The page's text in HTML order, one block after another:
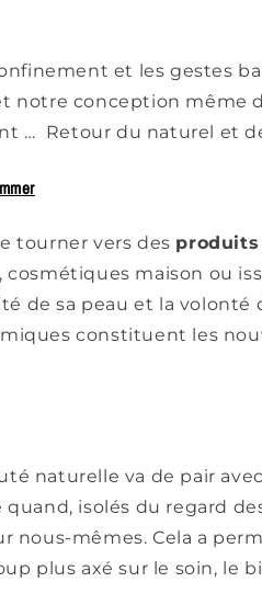
et les gestes
notre conception même
… Retour du naturel et
tourner vers des
, cosmétiques maison ou
de sa peau et la volonté
constituent les
naturelle va de pair
isolés du regard
nous-mêmes. Cela a
plus axé sur le soin, le